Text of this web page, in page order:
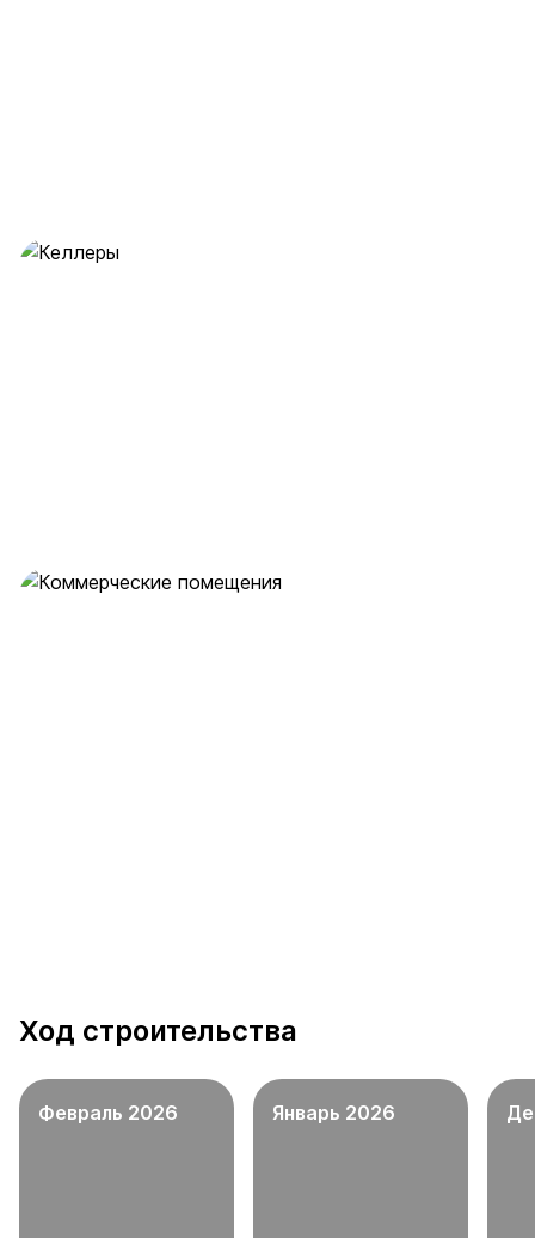
Ход строительства
Февраль 2026 Январь 2026